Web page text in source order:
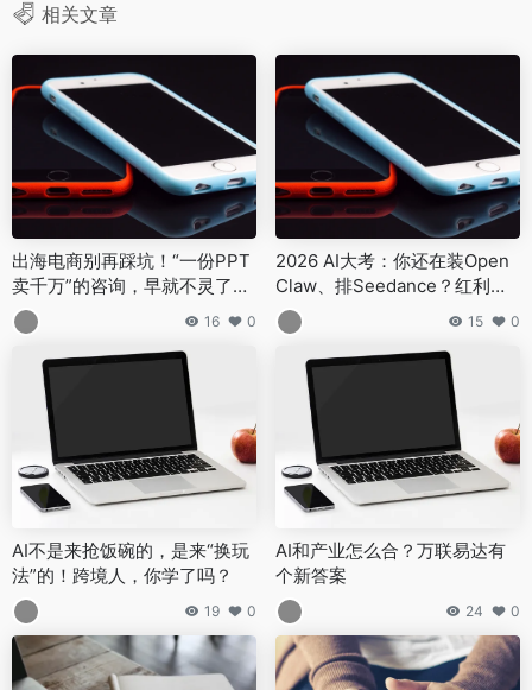
相关文章
出海电商别再踩坑！“一份PPT
卖千万”的咨询，早就不灵了，
真帮忙得这么干
16 0
2026 AI大考：你还在装Open
Claw、排Seedance？红利只
留给行动派！
15 0
AI不是来抢饭碗的，是来“换玩
法”的！跨境人，你学了吗？
19 0
AI和产业怎么合？万联易达有
个新答案
24 0